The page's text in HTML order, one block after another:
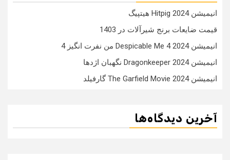
انیمیشن Hitpig 2024 هیتپیگ
قیمت ضایعات برنج شیرآلات در 1403
انیمیشن Despicable Me 4 2024 من نفرت انگیز 4
انیمیشن Dragonkeeper 2024 نگهبان اژدها
انیمیشن The Garfield Movie 2024 گارفیلد
آخرین دیدگاه‌ها